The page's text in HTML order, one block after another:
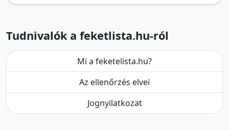
Tudnivalók a feketlista.hu-ról
Mi a feketelista.hu?
Az ellenőrzés elvei
Jognyilatkozat